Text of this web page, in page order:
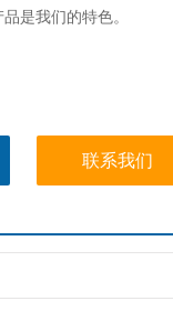
是我们的特色。
联系我们